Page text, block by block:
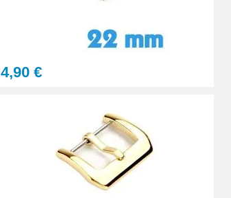
Ajouter au panier
Ajouter au panier
4,90 €